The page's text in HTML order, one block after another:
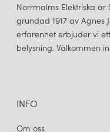
Norrmalms Elektriska
grundad 1917 av Agnes
erfarenhet erbjuder vi
belysning. Välkommen
INFO
Om oss